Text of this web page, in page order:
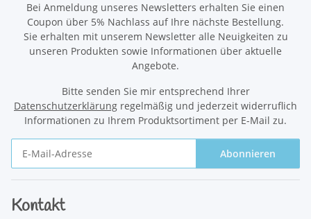
Bei Anmeldung unseres Newsletters erhalten Sie einen
Coupon über 5% Nachlass auf Ihre nächste Bestellung.
Sie erhalten mit unserem Newsletter alle Neuigkeiten zu
unseren Produkten sowie Informationen über aktuelle
Angebote.
Bitte senden Sie mir entsprechend Ihrer
Datenschutzerklärung regelmäßig und jederzeit widerruflich
Informationen zu Ihrem Produktsortiment per E-Mail zu.
Abonnieren
Kontakt